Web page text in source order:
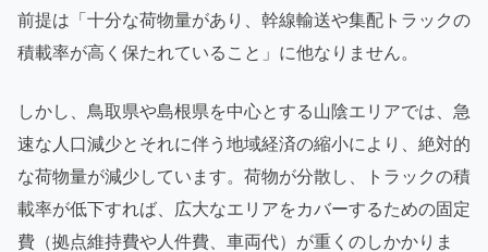
前提は「十分な荷物量があり、幹線輸送や集配トラックの
積載率が高く保たれていること」に他なりません。
しかし、鳥取県や島根県を中心とする山陰エリアでは、急
速な人口減少とそれに伴う地域経済の縮小により、絶対的
な荷物量が減少しています。荷物が分散し、トラックの積
載率が低下すれば、広大なエリアをカバーするための固定
費（拠点維持費や人件費、車両代）が重くのしかかりま